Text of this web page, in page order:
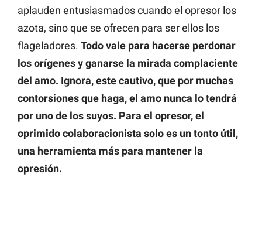
aplauden entusiasmados cuando el opresor los
azota, sino que se ofrecen para ser ellos los
flageladores. Todo vale para hacerse perdonar
los orígenes y ganarse la mirada complaciente
del amo. Ignora, este cautivo, que por muchas
contorsiones que haga, el amo nunca lo tendrá
por uno de los suyos. Para el opresor, el
oprimido colaboracionista solo es un tonto útil,
una herramienta más para mantener la
opresión.